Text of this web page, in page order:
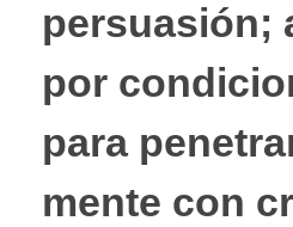
persuasión;
por
para
mente con